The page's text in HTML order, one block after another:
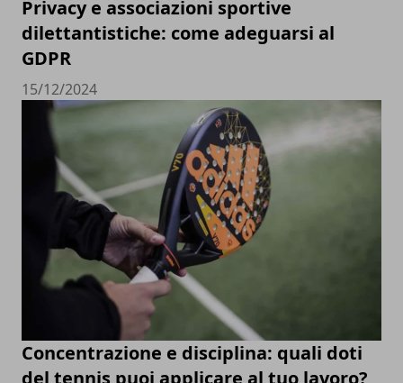
Privacy e associazioni sportive
dilettantistiche: come adeguarsi al
GDPR
15/12/2024
Concentrazione e disciplina: quali doti